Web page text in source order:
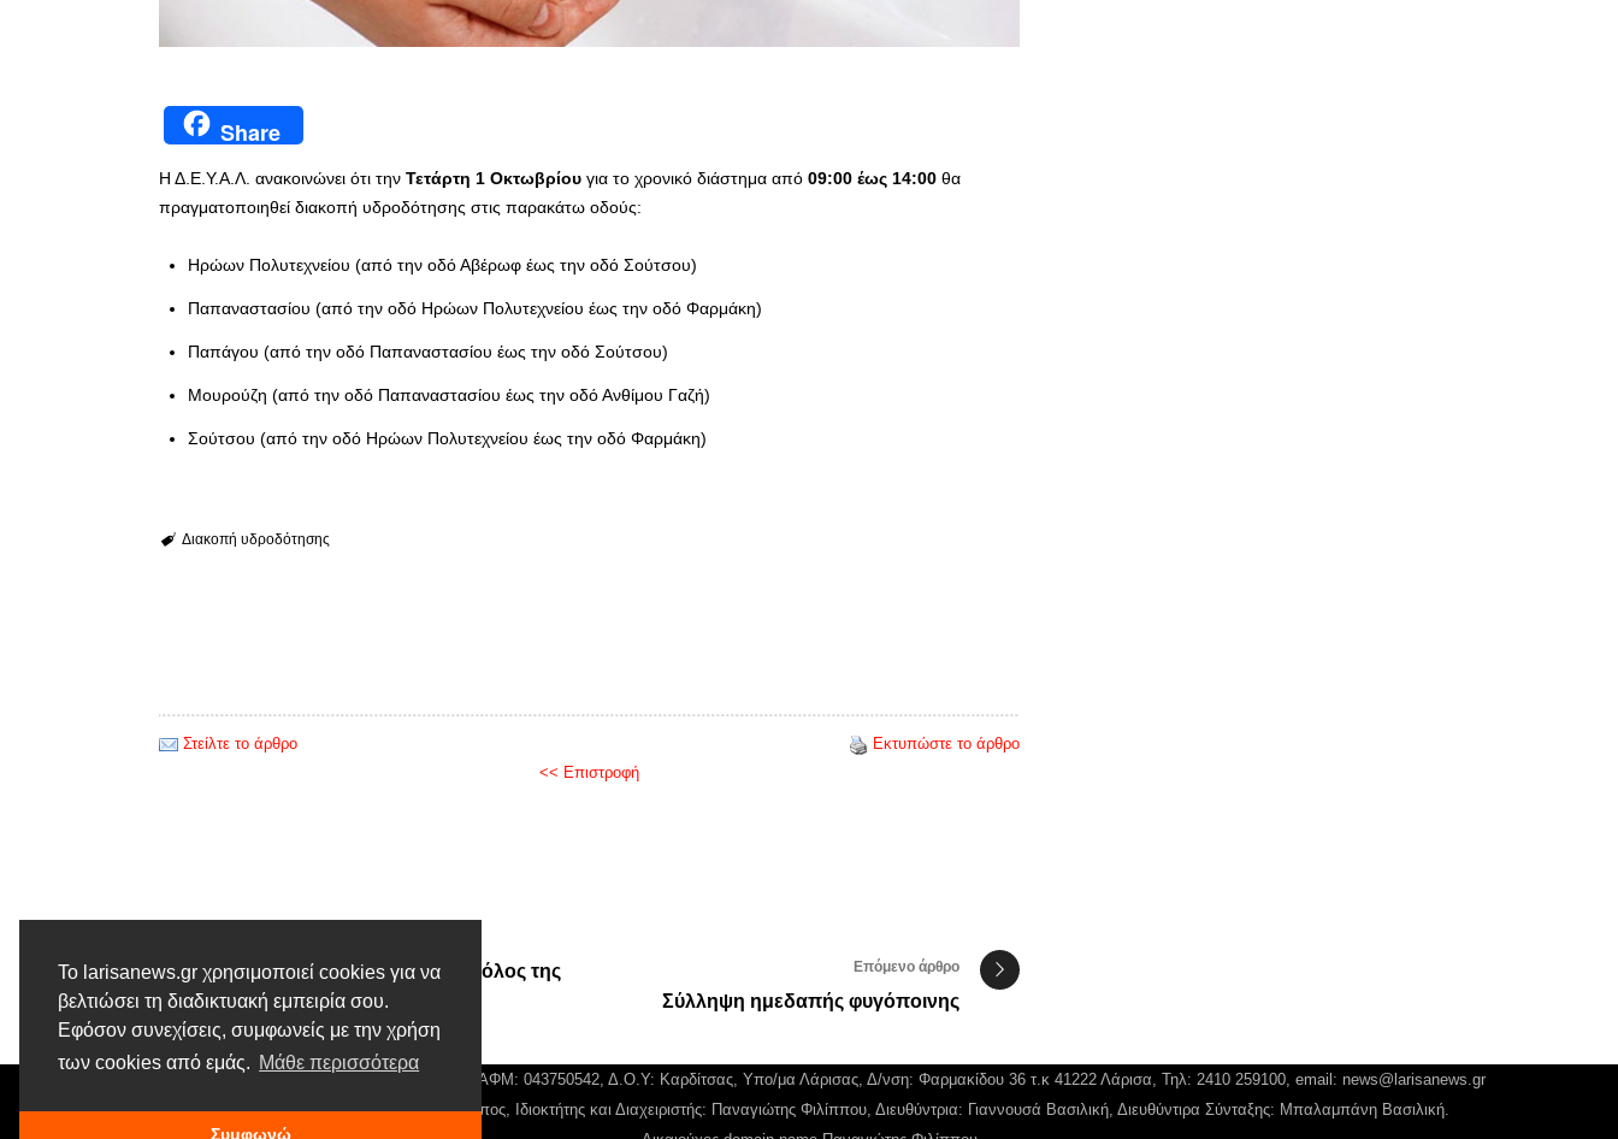
Το larisanews.gr χρησιμοποιεί cookies για να
βελτιώσει τη διαδικτυακή εμπειρία σου.
Εφόσον συνεχίσεις, συμφωνείς με την χρήση
των cookies από εμάς. Μάθε περισσότερα
Συμφωνώ
Share
Η Δ.Ε.Υ.Α.Λ. ανακοινώνει ότι την Τετάρτη 1 Οκτωβρίου για το χρονικό διάστημα από 09:00 έως 14:00 θα
πραγματοποιηθεί διακοπή υδροδότησης στις παρακάτω οδούς:
Ηρώων Πολυτεχνείου (από την οδό Αβέρωφ έως την οδό Σούτσου)
Παπαναστασίου (από την οδό Ηρώων Πολυτεχνείου έως την οδό Φαρμάκη)
Παπάγου (από την οδό Παπαναστασίου έως την οδό Σούτσου)
Μουρούζη (από την οδό Παπαναστασίου έως την οδό Ανθίμου Γαζή)
Σούτσου (από την οδό Ηρώων Πολυτεχνείου έως την οδό Φαρμάκη)
Διακοπή υδροδότησης
Στείλτε το άρθρο
Εκτυπώστε το άρθρο
<< Επιστροφή
Μάξιμος Χαρακόπουλος: Ο ρόλος της
Ελλάδας στην ενότητα του
Ορθόδοξου κόσμου
Επόμενο άρθρο
Σύλληψη ημεδαπής φυγόποινης
© Larisa News | Διακριτικός Τίτλος: Orion Media, ΑΦΜ: 043750542, Δ.Ο.Υ: Καρδίτσας, Υπο/μα Λάρισας, Δ/νση: Φαρμακίδου 36 τ.κ 41222 Λάρισα, Τηλ: 2410 259100, email: news@larisanews.gr
Αρ. Γεμή: 018804431000, Νόμιμος Εκπρόσωπος, Ιδιοκτήτης και Διαχειριστής: Παναγιώτης Φιλίππου, Διευθύντρια: Γιαννουσά Βασιλική, Διευθύντιρα Σύνταξης: Μπαλαμπάνη Βασιλική.